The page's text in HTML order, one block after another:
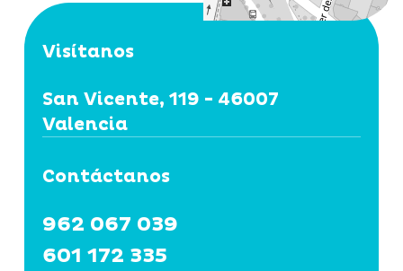
Visítanos
San Vicente, 119 - 46007
Valencia
Contáctanos
962 067 039
601 172 335